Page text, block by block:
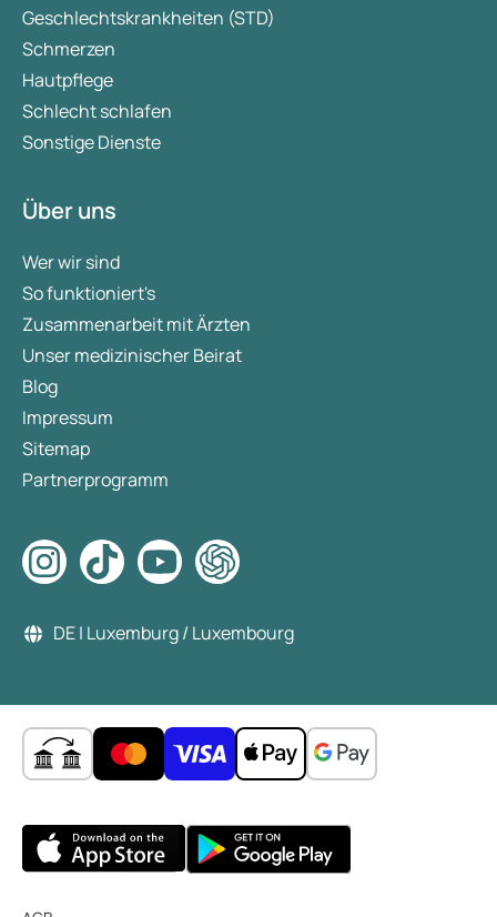
Geschlechtskrankheiten (STD)
Schmerzen
Hautpflege
Schlecht schlafen
Sonstige Dienste
Über uns
Wer wir sind
So funktioniert's
Zusammenarbeit mit Ärzten
Unser medizinischer Beirat
Blog
Impressum
Sitemap
Partnerprogramm
DE | Luxemburg / Luxembourg